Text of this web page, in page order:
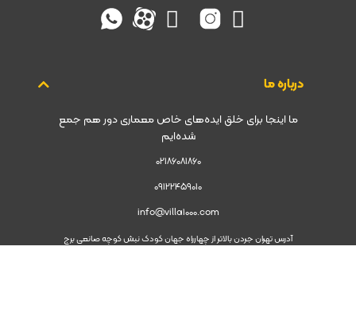
درباره ما
ما اینجا برای خلق ایده‌های خاص معماری دور هم جمع
شده‌ایم
02186081860
09122459010
info@villa1000.com
آدرس تهران جردن بالاتر از چهارراه جهان کودک نبش کوچه صانعی برج